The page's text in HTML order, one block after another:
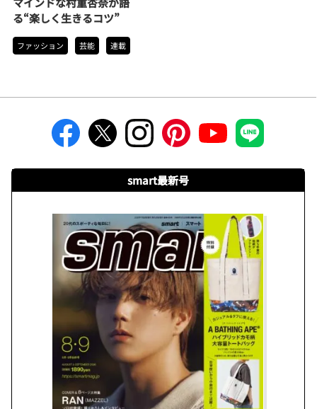
る“楽しく生きるコツ”
ファッション 芸能 連載
smart最新号